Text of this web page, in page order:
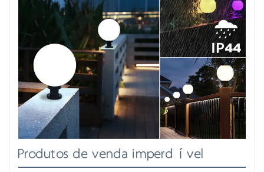
Produtos de venda imperdível